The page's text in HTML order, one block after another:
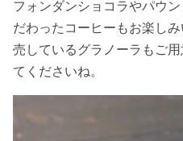
フォンダンショコラやパウ
だわったコーヒーもお楽し
売しているグラノーラもご
てくださいね。